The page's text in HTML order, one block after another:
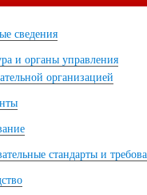
сведения
и органы управления
организацией
стандарты и